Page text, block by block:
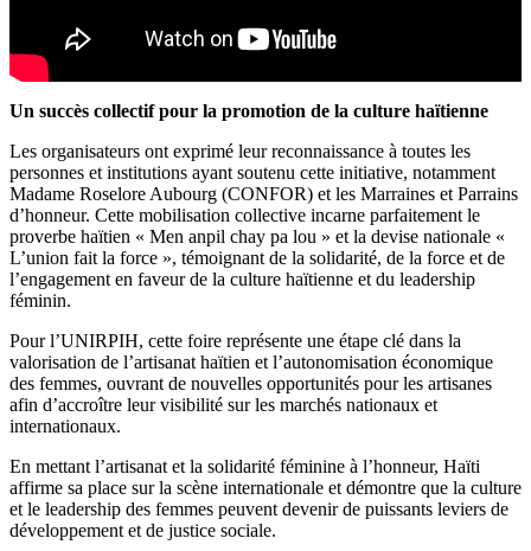
Un succès collectif pour la promotion de la culture haïtienne
Les organisateurs ont exprimé leur reconnaissance à toutes les
personnes et institutions ayant soutenu cette initiative, notamment
Madame Roselore Aubourg (CONFOR) et les Marraines et Parrains
d’honneur. Cette mobilisation collective incarne parfaitement le
proverbe haïtien « Men anpil chay pa lou » et la devise nationale «
L’union fait la force », témoignant de la solidarité, de la force et de
l’engagement en faveur de la culture haïtienne et du leadership
féminin.
Pour l’UNIRPIH, cette foire représente une étape clé dans la
valorisation de l’artisanat haïtien et l’autonomisation économique
des femmes, ouvrant de nouvelles opportunités pour les artisanes
afin d’accroître leur visibilité sur les marchés nationaux et
internationaux.
En mettant l’artisanat et la solidarité féminine à l’honneur, Haïti
affirme sa place sur la scène internationale et démontre que la culture
et le leadership des femmes peuvent devenir de puissants leviers de
développement et de justice sociale.